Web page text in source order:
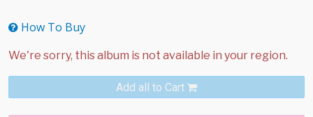
How To Buy
Add all to Cart